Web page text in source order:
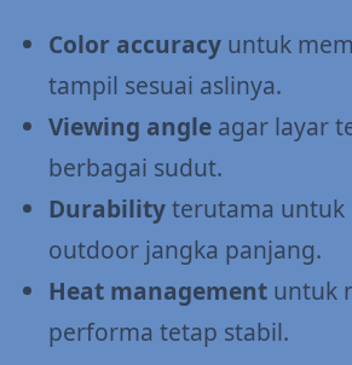
Color accuracy untuk
tampil sesuai aslinya.
Viewing angle agar layar
berbagai sudut.
Durabilityterutama untuk
outdoor jangka panjang.
Heat management untuk
performa tetap stabil.